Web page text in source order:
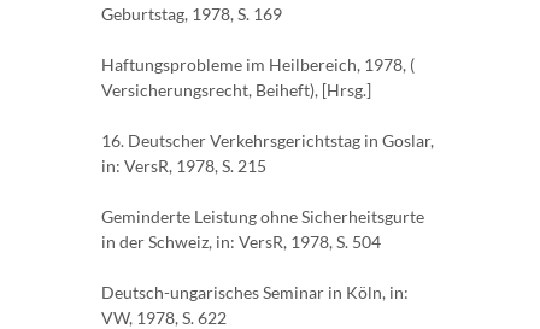
Geburtstag, 1978, S. 169
Haftungsprobleme im Heilbereich, 1978, (
Versicherungsrecht, Beiheft), [Hrsg.]
16. Deutscher Verkehrsgerichtstag in Goslar,
in: VersR, 1978, S. 215
Geminderte Leistung ohne Sicherheitsgurte
in der Schweiz, in: VersR, 1978, S. 504
Deutsch-ungarisches Seminar in Köln, in:
VW, 1978, S. 622